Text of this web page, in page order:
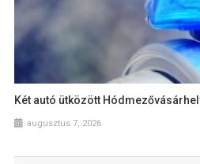
Két autó ütközött
augusztus 7, 2026